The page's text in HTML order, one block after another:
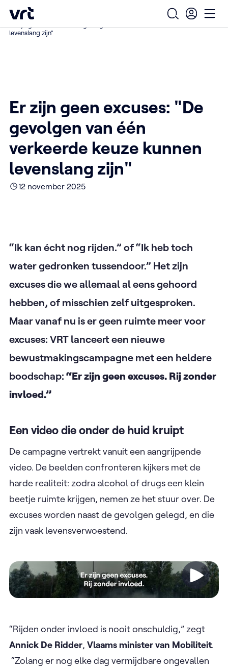
Ga naar de hoofdinhoud
VRT (home)
Open
Home /
levenslang zijn"
Er zijn geen excuses: "De
gevolgen van één
verkeerde keuze kunnen
levenslang zijn"
12 november 2025
“Ik kan écht nog rijden.” of “Ik heb toch
water gedronken tussendoor.” Het zijn
excuses die we allemaal al eens gehoord
hebben, of misschien zelf uitgesproken.
Maar vanaf nu is er geen ruimte meer voor
excuses: VRT lanceert een nieuwe
bewustmakingscampagne met een heldere
boodschap: “Er zijn geen excuses. Rij zonder
invloed.”
Een video die onder de huid kruipt
De campagne vertrekt vanuit een aangrijpende
video. De beelden confronteren kijkers met de
harde realiteit: zodra alcohol of drugs een klein
beetje ruimte krijgen, nemen ze het stuur over. De
excuses worden naast de gevolgen gelegd, en die
zijn vaak levensverwoestend.
Video
“Rijden onder invloed is nooit onschuldig,” zegt
Annick De Ridder, Vlaams minister van Mobiliteit.
“Zolang er nog elke dag vermijdbare ongevallen